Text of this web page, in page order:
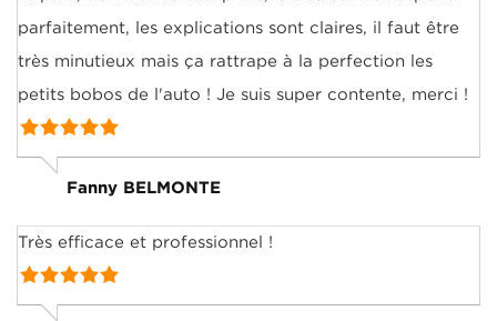
parfaitement, les explications sont claires, il faut être
très minutieux mais ça rattrape à la perfection les
petits bobos de l'auto ! Je suis super contente, merci !
Fanny BELMONTE
Très efficace et professionnel !